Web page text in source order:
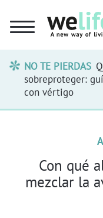
NO TE PIERDAS
sobreproteger:
con vértigo
Con qué
mezclar la